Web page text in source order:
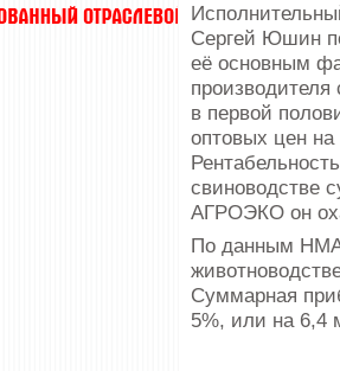
Сергей Юшин
её основным
в первой
оптовых цен
свиноводстве
АГРОЭКО он
По данным
Суммарная
5%, или на 6,4